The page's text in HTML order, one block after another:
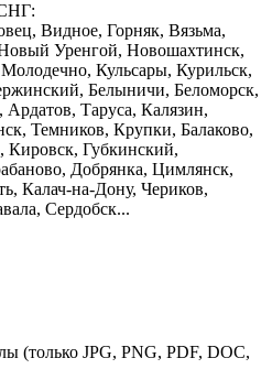
Видное, Горняк, Вязьма,
Уренгой, Новошахтинск,
Кульсары, Курильск,
Белыничи, Беломорск,
Таруса, Калязин,
Темников, Крупки, Балаково,
Кировск, Губкинский,
Добрянка, Цимлянск,
Калач-на-Дону, Чериков,
Сердобск...
(только JPG, PNG, PDF, DOC,